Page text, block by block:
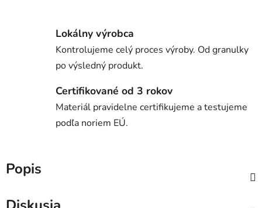
Lokálny výrobca
Kontrolujeme celý proces výroby. Od granulky
po výsledný produkt.
Certifikované od 3 rokov
Materiál pravidelne certifikujeme a testujeme
podľa noriem EÚ.
Popis